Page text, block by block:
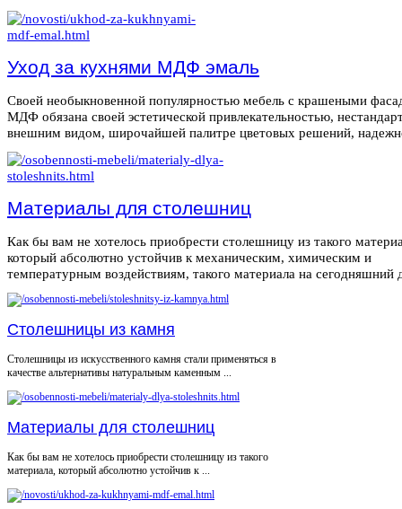
Уход за кухнями МДФ эмаль
Своей необыкновенной популярностью мебель с крашеными
МДФ обязана своей эстетической привлекательностью,
внешним видом, широчайшей палитре цветовых решений,
Материалы для столешниц
Как бы вам не хотелось приобрести столешницу из такого
который абсолютно устойчив к механическим, химическим и
температурным воздействиям, такого материала на сегодняшний
Столешницы из камня
Столешницы из искусственного камня стали применяться в
качестве альтернативы натуральным каменным ...
Материалы для столешниц
Как бы вам не хотелось приобрести столешницу из такого
материала, который абсолютно устойчив к ...